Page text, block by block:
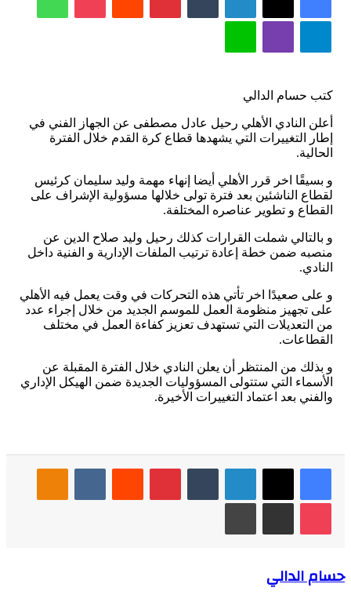
تيلقرام ڤايبر لاين
كتب حسام الدالي
أعلن النادي الأهلي رحيل عادل مصطفى عن الجهاز الفني في
إطار التغييرات التي يشهدها قطاع كرة القدم خلال الفترة
الحالية.
و بسيقًا اخر قرر الأهلي أيضا إنهاء مهمة وليد سليمان كرئيس
لقطاع الناشئين بعد فترة تولى خلالها مسؤولية الإشراف على
القطاع و تطوير عناصره المختلفة.
و بالتالي شملت القرارات كذلك رحيل وليد صلاح الدين عن
منصبه ضمن خطة إعادة ترتيب الملفات الإدارية و الفنية داخل
النادي.
و على صعيدًا اخر تأتي هذه التحركات في وقت يعمل فيه الأهلي
على تجهيز منظومة العمل للموسم الجديد من خلال إجراء عدد
من التعديلات التي تستهدف تعزيز كفاءة العمل في مختلف
القطاعات.
و بذلك من المنتظر أن يعلن النادي خلال الفترة المقبلة عن
الأسماء التي ستتولى المسؤوليات الجديدة ضمن الهيكل الإداري
والفني بعد اعتماد التغييرات الأخيرة.
فيسبوك‫X لينكدإن بينتيريست
‫Pocket مشاركة عبر البريد طباعة
حسام الدالي